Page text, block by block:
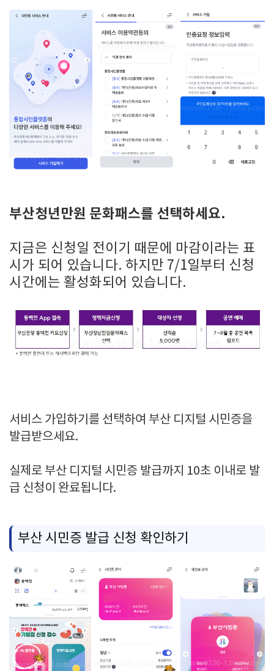
부산청년만원 문화패스를 선택하세요.
지금은 신청일 전이기 때문에 마감이라는 표
시가 되어 있습니다. 하지만 7/1일부터 신청
시간에는 활성화되어 있습니다.
서비스 가입하기를 선택하여 부산 디지털 시민증을
발급받으세요.
실제로 부산 디지털 시민증 발급까지 10초 이내로 발
급 신청이 완료됩니다.
부산 시민증 발급 신청 확인하기